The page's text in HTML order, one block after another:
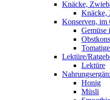
Knäcke,
Knäcke,
Konserven, im
Gemüse
Lektüre/
Lektüre
Honig
Müsli